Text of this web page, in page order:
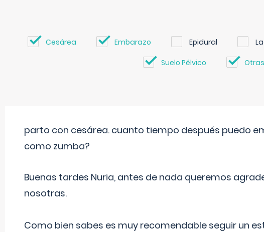
Cesárea Embarazo Epidural
Suelo Pélvico
parto con cesárea. cuanto tiempo después puedo
como zumba?
Buenas tardes Nuria, antes de nada queremos
nosotras.
Como bien sabes es muy recomendable seguir un